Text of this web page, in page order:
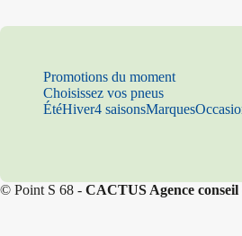
Promotions du moment
Choisissez vos pneus
ÉtéHiver4 saisonsMarques
© Point S 68 - CACTUS Agence